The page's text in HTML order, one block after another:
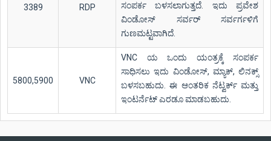
3389 RDP
ಸಂಪರ್ಕ ಬಳಸಲಾಗುತ್ತದೆ. ಇದು ಪ್ರವೇಶ
ವಿಂಡೋಸ್ ಸರ್ವರ್ ಸರ್ವರ್ಗಳಿಗೆ
ಗುಣಮಟ್ಟವಾಗಿದೆ.
5800,5900 VNC
VNC ಯ ಒಂದು ಯಂತ್ರಕ್ಕೆ ಸಂಪರ್ಕ
ಸಾಧಿಸಲು ಇದು ವಿಂಡೋಸ್, ಮ್ಯಾಕ್, ಲಿನಕ್ಸ್
ಬಳಸಬಹುದು. ಈ ಆಂತರಿಕ ನೆಟ್ವರ್ಕ್ ಮತ್ತು
ಇಂಟರ್ನೆಟ್ ಎರಡೂ ಮಾಡಬಹುದು.